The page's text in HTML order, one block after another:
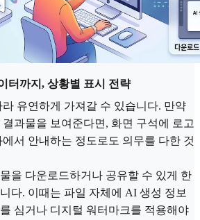
터까지, 상황별 표시 전략
유연하게 가져갈 수 있습니다. 만약
과물을 보여준다면, 화면 구석에 로고
서 안내하는 정도로도 의무를 다한 것
을 다운로드하거나 공유할 수 있게 한
다. 이때는 파일 자체에 AI 생성 정보
심거나 디지털 워터마크를 적용해야